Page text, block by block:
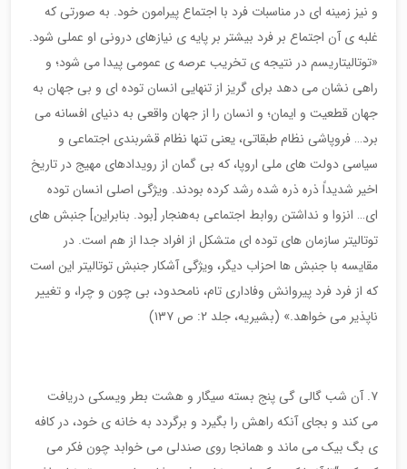
و نیز زمینه ای در مناسبات فرد با اجتماع پیرامون خود. به صورتی که
غلبه ی آن اجتماع بر فرد بیشتر بر پایه ی نیازهای درونی او عملی شود.
«توتالیتاریسم در نتیجه ی تخریب عرصه ی عمومی پیدا می شود؛ و
راهی نشان می دهد برای گریز از تنهایی انسان توده ای و بی جهان به
جهان قطعیت و ایمان؛ و انسان را از جهان واقعی به دنیای افسانه می
برد… فروپاشی نظام طبقاتی، یعنی تنها نظام قشربندی اجتماعی و
سیاسی دولت های ملی اروپا، که بی گمان از رویدادهای مهیج در تاریخ
اخیر شدیداً ذره ذره شده رشد کرده بودند. ویژگی اصلی انسان توده
ای… انزوا و نداشتن روابط اجتماعی به‌هنجار [بود. بنابراین] جنبش های
توتالیتر سازمان های توده ای متشکل از افراد جدا از هم است. در
مقایسه با جنبش ها احزاب دیگر، ویژگی آشکار جنبش توتالیتر این است
که از فرد فرد پیروانش وفاداری تام، نامحدود، بی چون و چرا، و تغییر
ناپذیر می خواهد.» (بشیریه، جلد ۲: ص ۱۳۷)
۷. آن شب گالی گی پنج بسته سیگار و هشت بطر ویسکی دریافت
می کند و بجای آنکه راهش را بگیرد و برگردد به خانه ی خود، در کافه
ی بگ بیک می ماند و همانجا روی صندلی می خوابد چون فکر می